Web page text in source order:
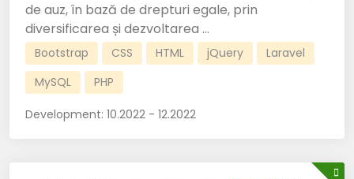
de auz, în bază de drepturi egale, prin
diversificarea și dezvoltarea ...
Bootstrap CSS HTML jQuery
Laravel
MySQL
PHP
Development: 10.2022 - 12.2022